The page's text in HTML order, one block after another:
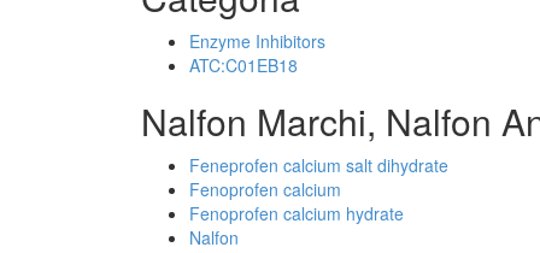
Enzyme Inhibitors
ATC:C01EB18
Nalfon Marchi, Nalfon
Feneprofen calcium salt dihydrate
Fenoprofen calcium
Fenoprofen calcium hydrate
Nalfon